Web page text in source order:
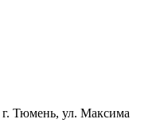
г. Тюмень, ул. Максима